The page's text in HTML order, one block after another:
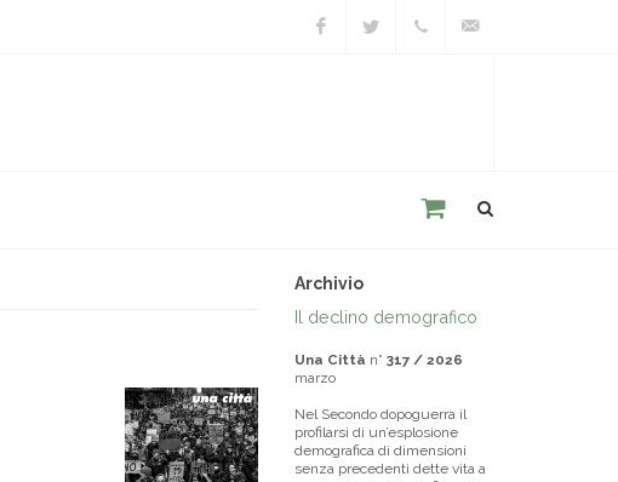
Archivio
Il declino demografico
Una Città n° 317 / 2026
marzo
Nel Secondo dopoguerra il
profilarsi di un’esplosione
demografica di dimensioni
senza precedenti dette vita a